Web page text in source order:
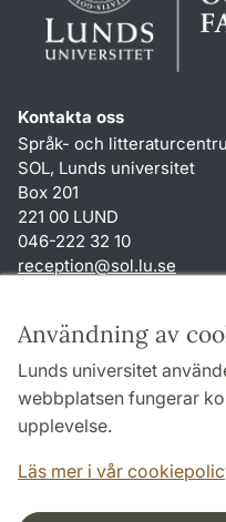
Användning av
Lunds universitet
webbplatsen fungerar
upplevelse.
Läs mer i vår
Kontakta oss
Språk- och
SOL, Lunds universitet
Box 201
221 00 LUND
046-222 32 10
reception@sol.lu.se
Genvägar
Om webbplatsen och
Behandling av
Tillgänglighetsredogörelse